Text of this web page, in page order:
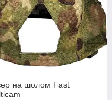
на шолом Fast